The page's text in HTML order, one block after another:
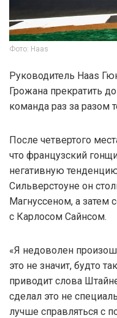
Фото: Haas
Руководитель Haas
Грожана прекратить
команда раз за разом
После четвертого
что французский
негативную
Сильверстоуне он
Магнуссеном, а затем
с Карлосом Сайнсом.
«Я недоволен
это не значит, будто
приводит слова
сделал это не
лучше справляться с